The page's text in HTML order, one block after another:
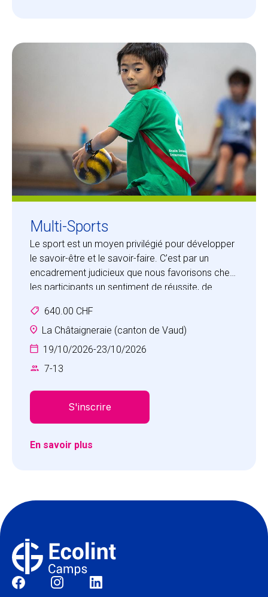
Multi-Sports
Le sport est un moyen privilégié pour développer
le savoir-être et le savoir-faire. C’est par un
encadrement judicieux que nous favorisons chez
les participants un sentiment de réussite, de
travailler avec les autres dans un esprit d’équipe.
Vos enfants vivront des expériences inoubliables
et développeront les qualités personnelles
réalisation de leurs défis.
640.00 CHF
La Châtaigneraie (canton de Vaud)
19/10/2026-23/10/2026
7-13
S'inscrire
En savoir plus
Sociale